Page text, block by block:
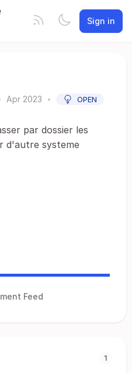
Sign in
Apr 2023 • OPEN
par dossier les
d'autre systeme
Feed
1